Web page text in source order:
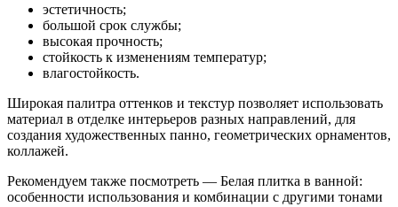
эстетичность;
большой срок службы;
высокая прочность;
стойкость к изменениям температур;
влагостойкость.
Широкая палитра оттенков и текстур позволяет использовать
материал в отделке интерьеров разных направлений, для
создания художественных панно, геометрических орнаментов,
коллажей.
Рекомендуем также посмотреть — Белая плитка в ванной:
особенности использования и комбинации с другими тонами